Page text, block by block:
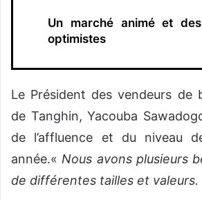
Un marché animé et
optimistes
Le Président des vendeurs de
de Tanghin, Yacouba
de l’affluence et du niveau
année.« Nous avons plusieurs
de différentes tailles et valeurs.